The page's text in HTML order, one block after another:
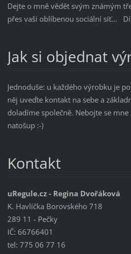
Dejte o mně vědět svým známým
přes vaši oblíbenou sociální síť...
Jak si objednat
Jednoduše: u každého výrobku je
něj uveďte kontakt na sebe a
doladíme společně. Nebojte se
natošup :-)
Kontakt
uRegule.cz - Regina Dvořáková
K. Havlíčka Borovského 718
289 11 - Pečky
IČ: 66766401
tel: 775 06 77 16